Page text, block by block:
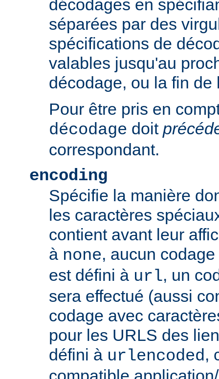
décodages en
séparées par des
spécifications de
valables jusqu'au
décodage, ou la fin de
Pour être pris en
décodage doit
correspondant.
encoding
Spécifie la manière
les caractères
contient avant leur
à none, aucun
est défini à url, un
sera effectué (aussi
codage avec
pour les URLS des
défini à urlencoded,